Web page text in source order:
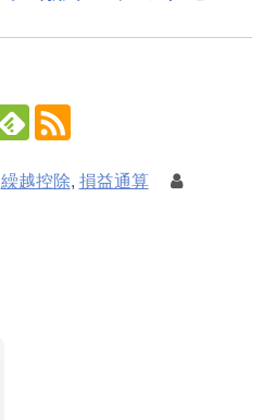
繰越控除, 損益通算